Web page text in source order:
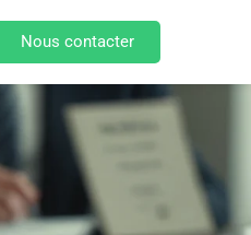
Nous contacter